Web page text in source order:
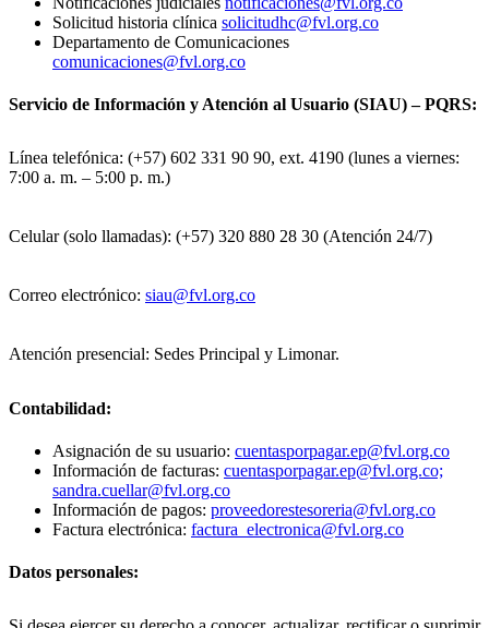
Solicitud historia clínica solicitudhc@fvl.org.co
Departamento de Comunicaciones
comunicaciones@fvl.org.co
Servicio de Información y Atención al Usuario (SIAU) – PQRS:
Línea telefónica: (+57) 602 331 90 90, ext. 4190 (lunes a viernes:
7:00 a. m. – 5:00 p. m.)
Celular (solo llamadas): (+57) 320 880 28 30 (Atención 24/7)
Correo electrónico: siau@fvl.org.co
Atención presencial: Sedes Principal y Limonar.
Contabilidad:
Asignación de su usuario: cuentasporpagar.ep@fvl.org.co
Información de facturas: cuentasporpagar.ep@fvl.org.co;
sandra.cuellar@fvl.org.co
Información de pagos: proveedorestesoreria@fvl.org.co
Factura electrónica: factura_electronica@fvl.org.co
Datos personales: